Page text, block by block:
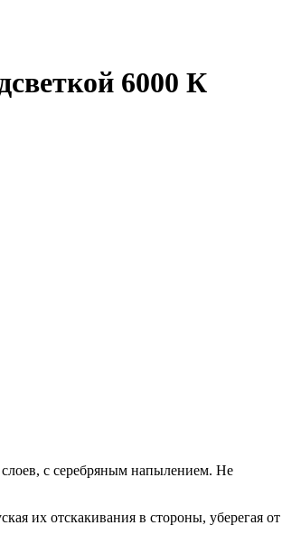
6000 К
с серебряным напылением. Не
их отскакивания в стороны, уберегая от